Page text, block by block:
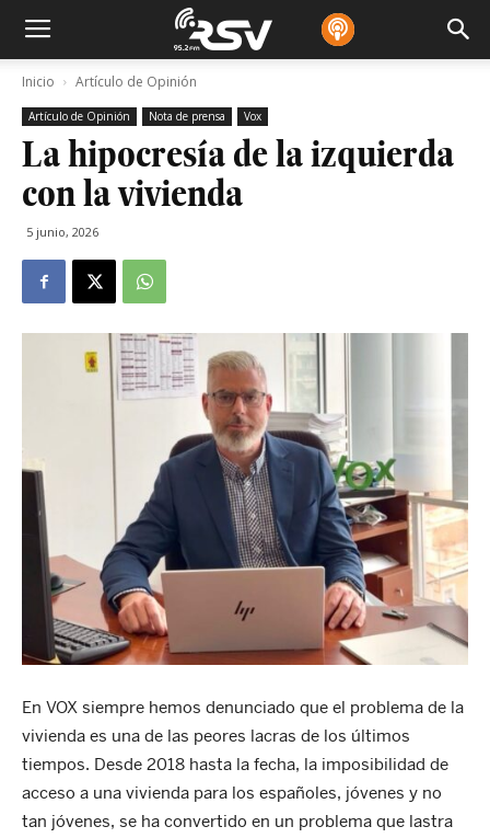
Inicio Artículo de Opinión
Artículo de Opinión Nota de prensa Vox
La hipocresía de la izquierda
con la vivienda
5 junio, 2026
En VOX siempre hemos denunciado que el problema de la
vivienda es una de las peores lacras de los últimos
tiempos. Desde 2018 hasta la fecha, la imposibilidad de
acceso a una vivienda para los españoles, jóvenes y no
tan jóvenes, se ha convertido en un problema que lastra